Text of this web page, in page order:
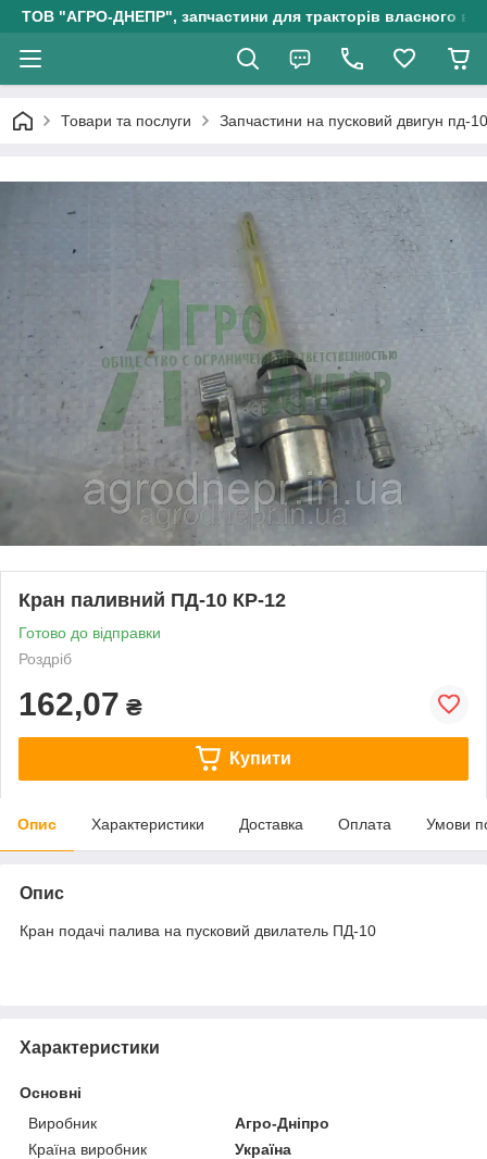
ТОВ "АГРО-ДНЕПР", запчастини для тракторів власного
Товари та послуги Запчастини на пусковий двигун пд-10
Кран паливний ПД-10 КР-12
Готово до відправки
Роздріб
162,07 ₴
Купити
Опис Характеристики Доставка Оплата Умови
Опис
Кран подачі палива на пусковий двилатель ПД-10
Характеристики
Основні
Виробник
Агро-Дніпро
Країна виробник
Україна